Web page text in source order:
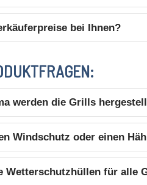
bei Ihnen?
werden die Grills
Windschutz oder einen
Wetterschutzhüllen für alle